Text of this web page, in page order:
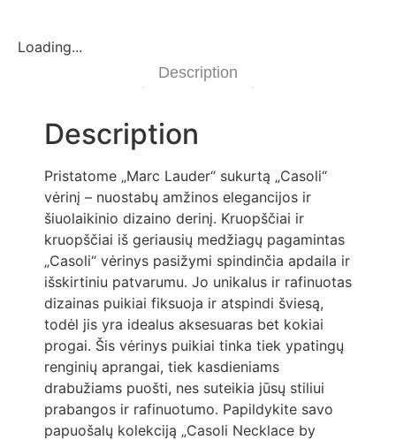
Loading...
Description
Description
Pristatome „Marc Lauder“ sukurtą „Casoli“
vėrinį – nuostabų amžinos elegancijos ir
šiuolaikinio dizaino derinį. Kruopščiai ir
kruopščiai iš geriausių medžiagų pagamintas
„Casoli“ vėrinys pasižymi spindinčia apdaila ir
išskirtiniu patvarumu. Jo unikalus ir rafinuotas
dizainas puikiai fiksuoja ir atspindi šviesą,
todėl jis yra idealus aksesuaras bet kokiai
progai. Šis vėrinys puikiai tinka tiek ypatingų
renginių aprangai, tiek kasdieniams
drabužiams puošti, nes suteikia jūsų stiliui
prabangos ir rafinuotumo. Papildykite savo
papuošalų kolekciją „Casoli Necklace by